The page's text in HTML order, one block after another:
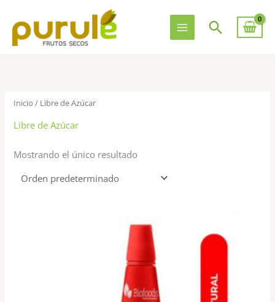
contenido
Buscar
Inicio / Libre de Azúcar
Libre de Azúcar
Mostrando el único resultado